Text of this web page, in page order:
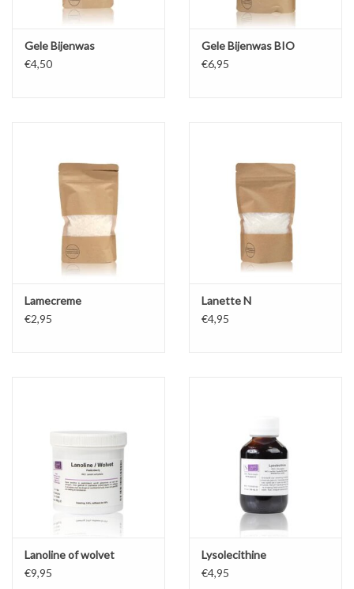
Gele Bijenwas
€4,50
Gele Bijenwas BIO
€6,95
Lamecreme
€2,95
Lanette N
€4,95
Lanoline of wolvet
€9,95
Lysolecithine
€4,95